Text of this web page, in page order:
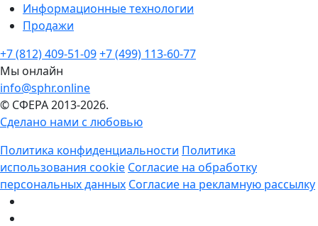
Информационные технологии
Продажи
+7 (812) 409-51-09+7 (499) 113-60-77
Мы онлайн
info@sphr.online
© СФЕРА 2013-2026.
Сделано нами с любовью
Политика конфиденциальности Политика
использования cookie Согласие на обработку
персональных данных Согласие на рекламную рассылку